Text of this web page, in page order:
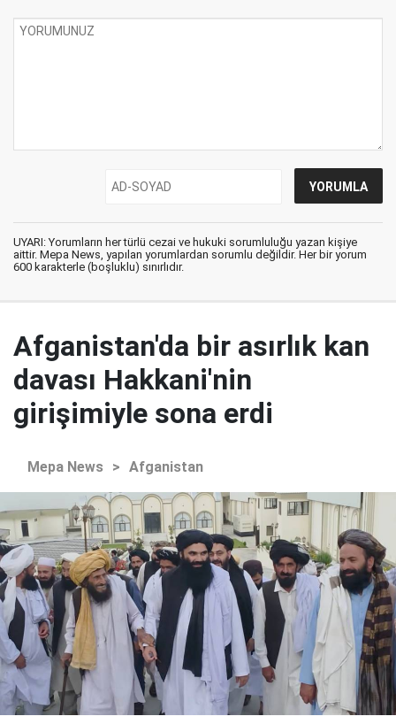
UYARI: Yorumların her türlü cezai ve hukuki sorumluluğu yazan kişiye
aittir. Mepa News, yapılan yorumlardan sorumlu değildir. Her bir yorum
600 karakterle (boşluklu) sınırlıdır.
Afganistan'da bir asırlık kan
davası Hakkani'nin
girişimiyle sona erdi
Mepa News > Afganistan